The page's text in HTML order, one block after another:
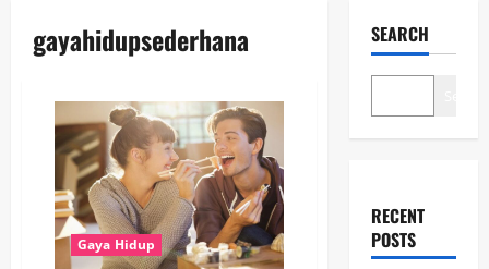
gayahidupsederhana
Gaya Hidup
SEARCH
RECENT
POSTS